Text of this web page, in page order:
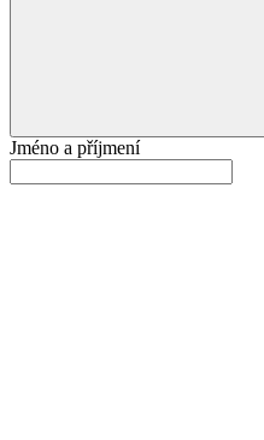
Jméno a příjmení